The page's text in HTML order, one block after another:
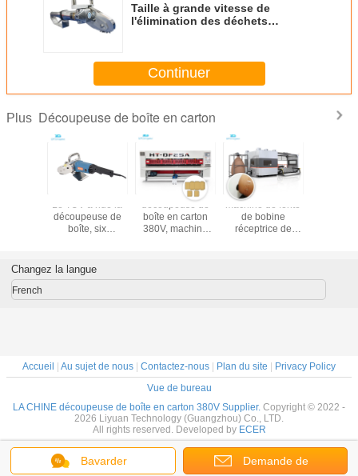
Taille à grande vitesse de
l'élimination des déchets
Continuer
Plus Découpeuse de boîte en carton
Le TUV a ridé la
découpeuse de
boîte, six
coupeur
découpeuse de
boîte en carton
380V, machine
machine de fente
de bobine
réceptrice de
Bavarder Demande de
Changez la langue
French
Accueil | Au sujet de nous | Contactez-nous | Plan du site | Privacy Policy
Vue de bureau
LA CHINE découpeuse de boîte en carton 380V Supplier. Copyright © 2022 -
2026 Liyuan Technology (Guangzhou) Co., LTD.
All rights reserved. Developed by ECER